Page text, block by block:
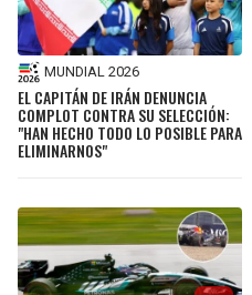
MUNDIAL 2026
EL CAPITÁN DE IRÁN DENUNCIA
COMPLOT CONTRA SU SELECCIÓN:
"HAN HECHO TODO LO POSIBLE PARA
ELIMINARNOS"